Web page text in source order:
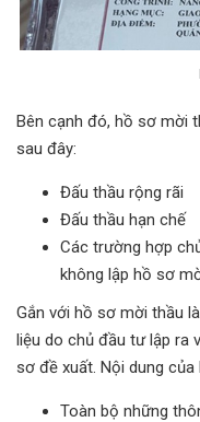
Bên cạnh đó, hồ sơ mời
sau đây:
Đấu thầu rộng rãi
Đấu thầu hạn chế
Các trường hợp
không lập hồ sơ
Gắn với hồ sơ mời thầu
liệu do chủ đầu tư lập ra
sơ đề xuất. Nội dung
Toàn bộ những